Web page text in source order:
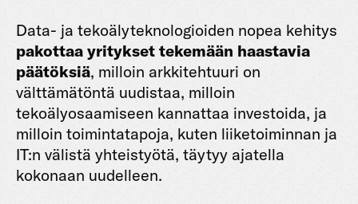
Data- ja tekoälyteknologioiden nopea kehitys
pakottaa yritykset tekemään haastavia
päätöksiä, milloin arkkitehtuuri on
välttämätöntä uudistaa, milloin
tekoälyosaamiseen kannattaa investoida, ja
milloin toimintatapoja, kuten liiketoiminnan ja
IT:n välistä yhteistyötä, täytyy ajatella
kokonaan uudelleen.